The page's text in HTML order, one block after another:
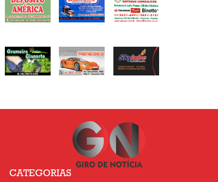
CATEGORIAS